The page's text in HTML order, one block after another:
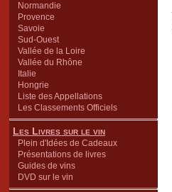
Normandie
Provence
Savoie
Sud-Ouest
Vallée de la Loire
Vallée du Rhône
Italie
Hongrie
Liste des Appellations
Les Classements Officiels
Les Livres sur le vin
Plein d'Idées de Cadeaux
Présentations de livres
Guides de vins
DVD sur le vin